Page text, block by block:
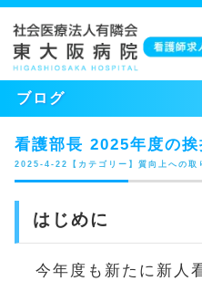
ブログ
看護部長 2025年度の挨
2025-4-22【カテゴリー】質向上への取
はじめに
今年度も新たに新人